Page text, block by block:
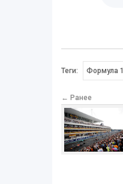
Теги: Формула 1
← Ранее